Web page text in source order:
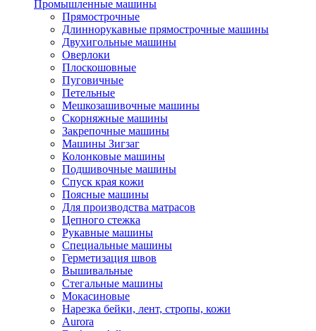
Промышленные машины
Прямострочные
Длиннорукавные прямострочные машины
Двухигольные машины
Оверлоки
Плоскошовные
Пуговичные
Петельные
Мешкозашивочные машины
Скорняжные машины
Закрепочные машины
Машины Зигзаг
Колонковые машины
Подшивочные машины
Спуск края кожи
Поясные машины
Для производства матрасов
Цепного стежка
Рукавные машины
Специальные машины
Герметизация швов
Вышивальные
Стегальные машины
Мокасиновые
Нарезка бейки, лент, стропы, кожи
Aurora